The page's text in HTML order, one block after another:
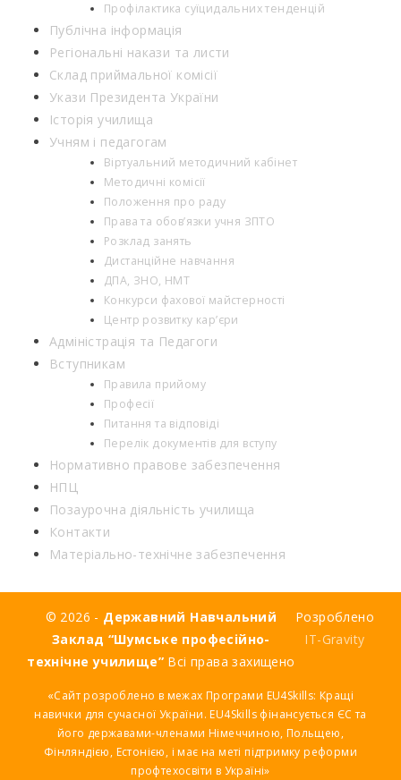
Профілактика суїцидальних тенденцій
Публічна інформація
Регіональні накази та листи
Склад приймальної комісії
Укази Президента України
Історія училища
Учням і педагогам
Віртуальний методичний кабінет
Методичні комісії
Положення про раду
Права та обов’язки учня ЗПТО
Розклад занять
Дистанційне навчання
ДПА, ЗНО, НМТ
Конкурси фахової майстерності
Центр розвитку кар’єри
Адміністрація та Педагоги
Вступникам
Правила прийому
Професії
Питання та відповіді
Перелік документів для вступу
Нормативно правове забезпечення
НПЦ
Позаурочна діяльність училища
Контакти
Матеріально-технічне забезпечення
© 2026 - Державний Навчальний
Заклад “Шумське професійно-
технічне училище” Всі права захищено
Розроблено
IT-Gravity
«Сайт розроблено в межах Програми EU4Skills: Кращі
навички для сучасної України. EU4Skills фінансується ЄС та
його державами-членами Німеччиною, Польщею,
Фінляндією, Естонією, і має на меті підтримку реформи
профтехосвіти в Україні»